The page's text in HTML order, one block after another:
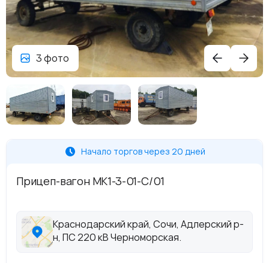
3 фото
Начало торгов через 20 дней
Прицеп-вагон МК1-3-01-С/01
Краснодарский край, Сочи, Адлерский р-
н, ПС 220 кВ Черноморская.